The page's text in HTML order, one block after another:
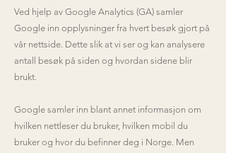
Ved hjelp av Google Analytics (GA) samler
Google inn opplysninger fra hvert besøk gjort på
vår nettside. Dette slik at vi ser og kan analysere
antall besøk på siden og hvordan sidene blir
brukt.
Google samler inn blant annet informasjon om
hvilken nettleser du bruker, hvilken mobil du
bruker og hvor du befinner deg i Norge. Men